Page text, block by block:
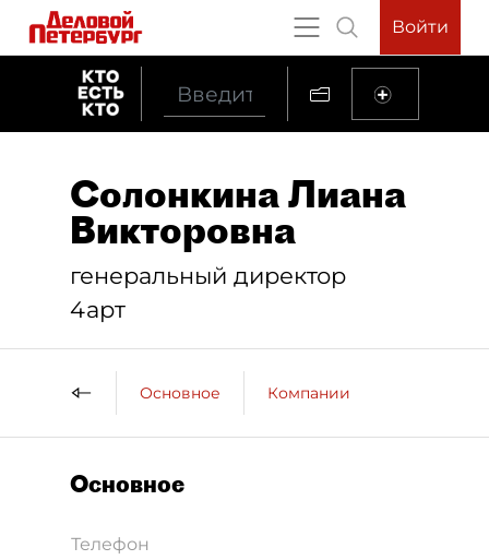
Войти
Солонкина Лиана
Викторовна
генеральный директор
4арт
Основное Компании
Основное
Телефон